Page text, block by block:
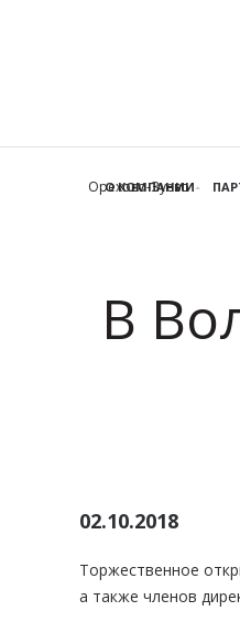
Орехово-Зуево
О КОМПАНИИ
В
02.10.2018
Торжественное
а также членов